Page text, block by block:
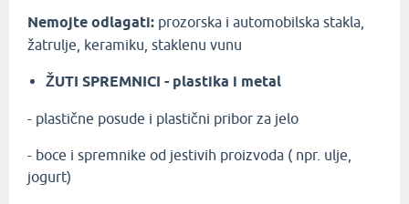
Nemojte odlagati: prozorska i automobilska stakla,
žatrulje, keramiku, staklenu vunu
ŽUTI SPREMNICI - plastika i metal
​- plastične posude i plastični pribor za jelo
- boce i spremnike od jestivih proizvoda ( npr. ulje,
jogurt)